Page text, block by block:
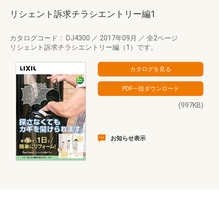
リシェント訴求チラシエントリー編1
カタログコード： DJ4300 ／ 2017年09月 ／ 全2ページ
リシェント訴求チラシエントリー編（1）です。
(997KB)
お知らせ表示